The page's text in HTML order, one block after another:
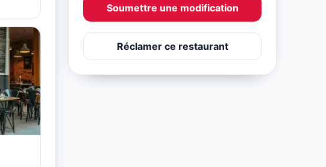
Soumettre une modification
Réclamer ce restaurant